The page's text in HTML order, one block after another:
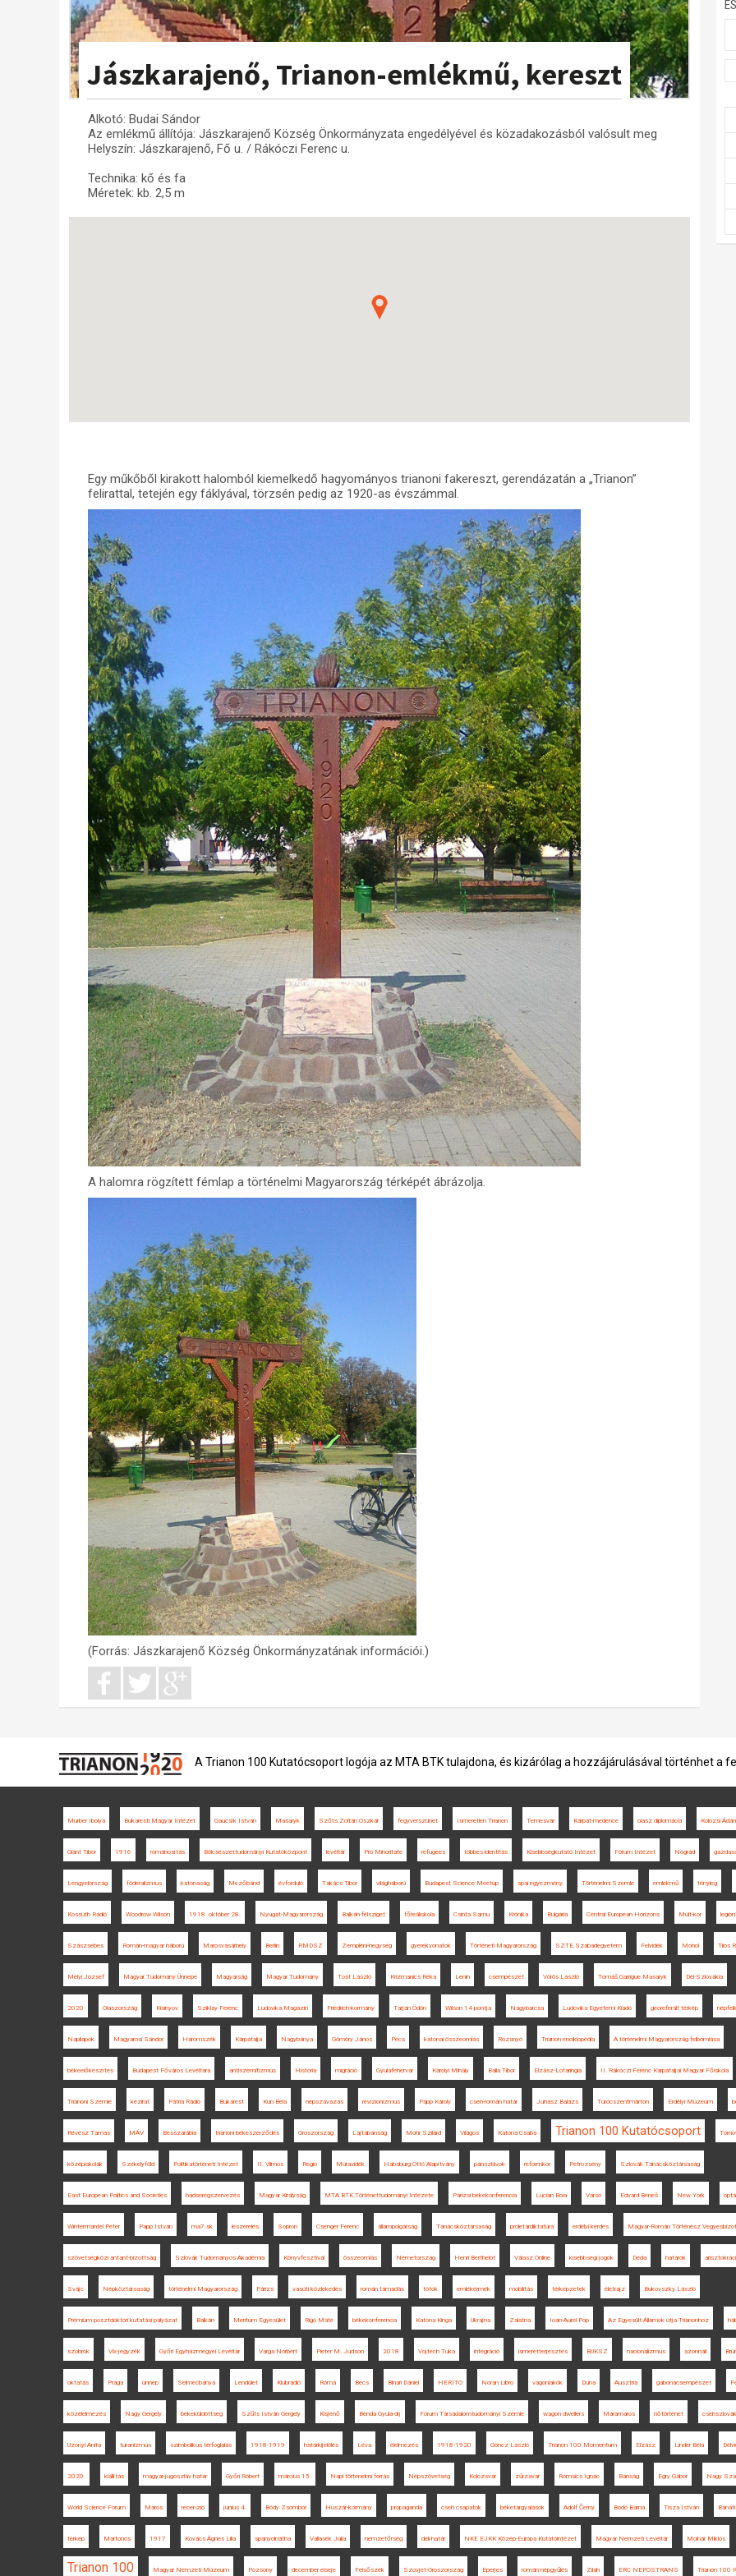
Jászkarajenő, Trianon-emlékmű, kereszt
Alkotó: Budai Sándor
Az emlékmű állítója: Jászkarajenő Község Önkormányzata engedélyével és közadakozásból valósult meg
Helyszín: Jászkarajenő, Fő u. / Rákóczi Ferenc u.
Technika: kő és fa
Méretek: kb. 2,5 m
Egy műkőből kirakott halomból kiemelkedő hagyományos trianoni fakereszt, gerendázatán a „Trianon”
felirattal, tetején egy fáklyával, törzsén pedig az 1920-as évszámmal.
A halomra rögzített fémlap a történelmi Magyarország térképét ábrázolja.
(Forrás: Jászkarajenő Község Önkormányzatának információi.)
A Trianon 100 Kutatócsoport logója az MTA BTK tulajdona, és kizárólag a hozzájárulásával történhet a
Murber Ibolya Bukaresti Magyar Intézet Gaucsík István Masaryk Szőts Zoltán Oszkár fegyverszünet Ismeretlen Trianon Temesvár Kárpát-medence olasz diplomácia Kolozsi
Glant Tibor 1916 románosítás Bölcsészettudományi Kutatóközpont levéltár Pro Minoritate refugees többes identitás Kisebbségkutató Intézet Fórum Intézet Nógrád
Lengyelország föderalizmus katonaság Mezőbánd évforduló Takács Tibor világháború Budapest Science Meetup spai egyezmény Történelmi Szemle emlékmű tényleg
Kossuth Rádió Woodrow Wilson 1918. október 28. Nyugat-Magyarország Balkán-félsziget főreáliskola Csinta Samu Krónika Bulgária Central European Horizons Múlt-kor
Szászsebes Román-magyar háború Marosvásárhely Berlin RMDSZ Zempléni-hegység gyerekvonatok Történeti Magyarország SZTE Szabadegyetem Felvidék Mohol Tilos
Mélyi József Magyar Tudomány Ünnepe Magyarság Magyar Tudomány Tost László Krizmanics Réka Lenin csempészet Vörös László Tomáš Garrigue Masaryk Dél-Szlovákia
2020 Olaszország Kisinyov Sziklay Ferenc Ludovika Magazin Friedrich-kormány Tarján Ödön Wilson 14 pontja Nagybarcsa Ludovika Egyetemi Kiadó georeferált térkép
Napilapok Magyarosi Sándor Háromszék Kárpátalja Nagybánya Gömöry János Pécs katonai összeomlás Rozsnyó Trianon enciklopédia A történelmi Magyarország felbomlása
békeelőkészítés Budapest Főváros Levéltára antiszemitizmus História migráció Gyulafehérvár Károlyi Mihály Balla Tibor Elzász-Lotaringia II. Rákóczi Ferenc Kárpátaljai Magyar Főiskola
Trianoni Szemle kézirat Pátria Rádió Bukarest Kun Béla népszavazás revizionizmus Papp Károly cseh-román határ Juhász Balázs Turócszentmárton Erdélyi Múzeum
Révész Tamás MÁV Besszarábia trianoni békeszerződés Oroszország Lajtabánság Mohr Szilárd Világos Katona Csaba Trianon 100 Kutatócsoport
középiskolák Székelyföld Politikatörténeti Intézet II. Vilmos Regio Muravidék Habsburg Ottó Alapítvány pánszlávok reformkor Petrozsény Szlovák Tanácsköztársaság
East European Politics and Societies hadseregszervezés Magyar Királyság MTA BTK Történettudományi Intézete Párizsi békekonferencia Lucian Boia Varsó Edvard Beneš New York
Wintermantel Péter Papp István ma7.sk leszerelés Sopron Csenger Ferenc állampolgárság Tanácsköztársaság proletárdiktatúra erdélyi kérdés Magyar-Román Történész
szövetségközi antant-bizottság Szlovák Tudományos Akadémia Könyvfesztivál összeomlás Németország Henri Berthelot Válasz Online kisebbségi jogok Déda határok
Svájc Népköztársaság történelmi Magyarország Párizs vasúti közlekedés román támadás tótok emlékérmék mobilitás térképzetek életrajz Bukovszky László
Prémium posztdoktori kutatási pályázat Balkán Meritum Egyesület Rigó Máté békekonferencia Katona Kinga Ukrajna Zalatna Ioan-Aurel Pop Az Egyesült Államok útja Trianonhoz
szobrok Vix-jegyzék Győri Egyházmegyei Levéltár Varga Norbert Pieter M. Judson 2018 Vojtech Tuka integráció ismeretterjesztés BUKSZ nacionalizmus azonnali
oktatás Prága ünnep Selmecbánya Lendület Klubrádió Róma Bécs Bihari Dániel HERITO Noran Libro vagonlakók Duna Ausztria gabonacsempészet
közélelmezés Nagy Gergely békeküldöttség Szűts István Gergely Kisjenő Benda Gyula-díj Fórum Társadalomtudományi Szemle wagon dwellers Máramaros nőtörténet
Uzonyi Anita turanizmus szimbolikus térfoglalás 1918-1919 határkijelölés Léva élelmezés 1918-1920 Göncz László Trianon 100 Momentum Elzász Linder Béla
2020. kiállítás magyar-jugoszláv határ Győri Róbert március 15. Napi történelmi forrás Népszövetség Kolozsvár zűrzavar Romsics Ignác Bánság Egry Gábor Nagy
World Science Forum Maros recenzió június 4. Bódy Zsombor Huszár-kormány propaganda cseh csapatok béketárgyalások Adolf Černý Bodó Barna Tisza István
térkép Martonos 1917 Kovács Ágnes Lilla spanyolnátha Vallasek Júlia nemzetőrség déli határ NKE EJKK Közép-Európa Kutatóintézet Magyar Nemzeti Levéltár Molnár Miklós
Trianon 100 Magyar Nemzeti Múzeum Pozsony december elseje Felsőszék Szovjet-Oroszország Eperjes román népgyűlés Zilah ERC NEPOSTRANS Trianon 100